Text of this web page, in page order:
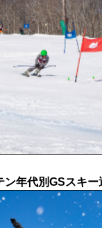
年代別GSスキー